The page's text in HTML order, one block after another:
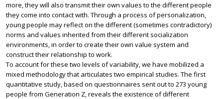
more, they will also transmit their own values to the different people
they come into contact with. Through a process of personalization,
young people may reflect on the different (sometimes contradictory)
norms and values inherited from their different socialization
environments, in order to create their own value system and
construct their relationship to work.
To account for these two levels of variability, we have mobilized a
mixed methodology that articulates two empirical studies. The first
quantitative study, based on questionnaires sent out to 273 young
people from Generation Z, reveals the existence of different